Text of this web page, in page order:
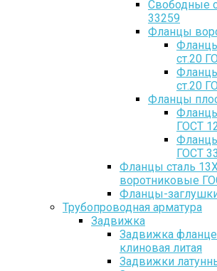
Свободные
33259
Фланцы
ст.20
ст.20
Фланцы
ГОСТ
ГОСТ
Фланцы сталь
воротниковые
Фланцы-
Трубопроводная арматура
Задвижка
Задвижка
клиновая литая
Задвижки